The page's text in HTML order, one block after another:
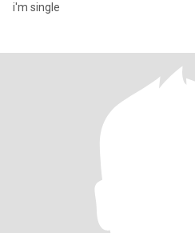
i'm single